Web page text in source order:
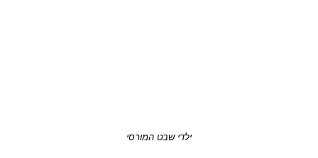
ילדי שבט המורסי